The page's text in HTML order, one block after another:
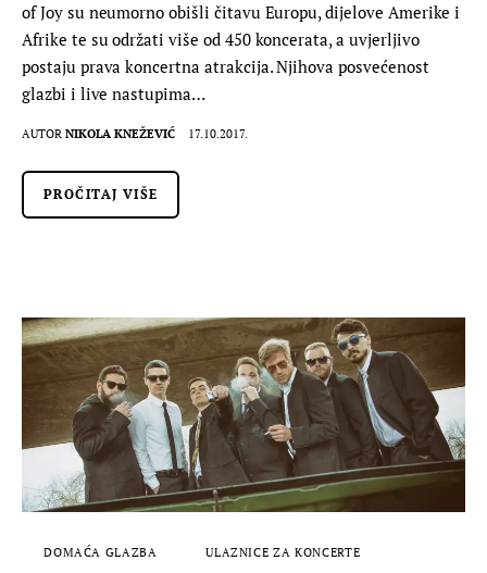
of Joy su neumorno obišli čitavu Europu, dijelove Amerike i
Afrike te su održati više od 450 koncerata, a uvjerljivo
postaju prava koncertna atrakcija. Njihova posvećenost
glazbi i live nastupima…
AUTOR NIKOLA KNEŽEVIĆ 17.10.2017.
PROČITAJ VIŠE
DOMAĆA GLAZBA ULAZNICE ZA KONCERTE